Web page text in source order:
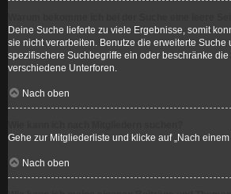
Deine Suche lieferte zu viele Ergebnisse, somit
sie nicht verarbeiten. Benutze die erweiterte Suche
spezifischere Suchbegriffe ein oder beschränke die
verschiedene Unterforen.
Nach oben
Gehe zur Mitgliederliste und klicke auf „Nach
Nach oben